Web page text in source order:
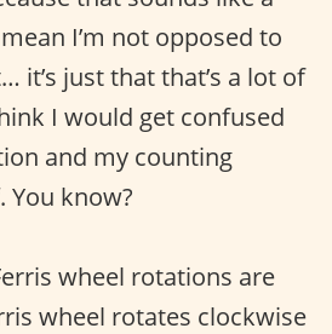
I’m not opposed to
it’s just that that’s a lot of
I would get confused
and my counting
You know?
wheel rotations are
wheel rotates clockwise